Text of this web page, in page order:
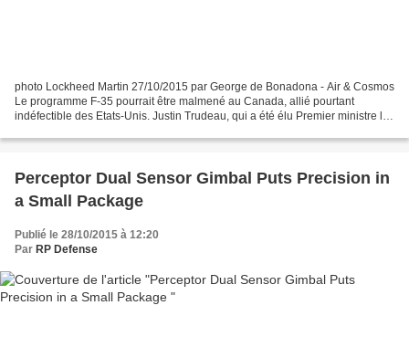
photo Lockheed Martin 27/10/2015 par George de Bonadona - Air & Cosmos
Le programme F-35 pourrait être malmené au Canada, allié pourtant
indéfectible des Etats-Unis. Justin Trudeau, qui a été élu Premier ministre le
Perceptor Dual Sensor Gimbal Puts Precision in
a Small Package
Publié le 28/10/2015 à 12:20
Par RP Defense